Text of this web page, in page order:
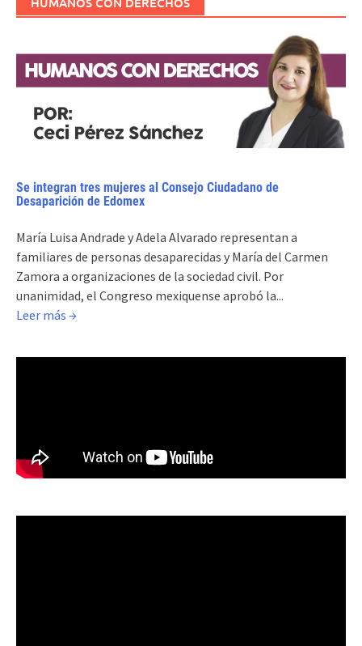
Se integran tres mujeres al Consejo Ciudadano de
Desaparición de Edomex
María Luisa Andrade y Adela Alvarado representan a
familiares de personas desaparecidas y María del Carmen
Zamora a organizaciones de la sociedad civil. Por
unanimidad, el Congreso mexiquense aprobó la...
Leer más →